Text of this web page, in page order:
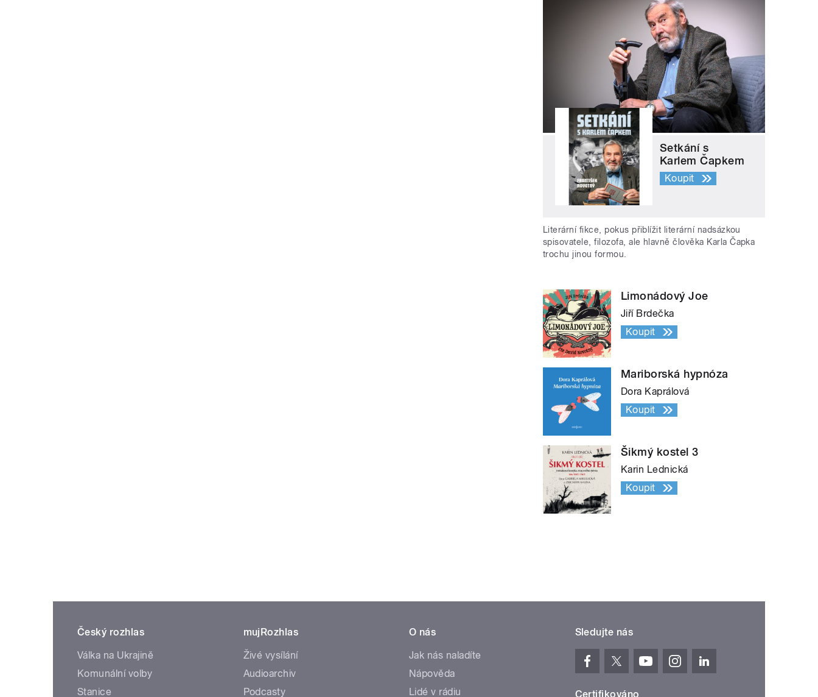
Setkání s
Karlem Čapkem
Koupit
Literární fikce, pokus přiblížit literární nadsázkou
spisovatele, filozofa, ale hlavně člověka Karla Čapka
trochu jinou formou.
Limonádový Joe
Jiří Brdečka
Koupit
Mariborská hypnóza
Dora Kaprálová
Koupit
Šikmý kostel 3
Karin Lednická
Koupit
Český rozhlas
Válka na Ukrajině
Komunální volby
Stanice
mujRozhlas
Živé vysílání
Audioarchiv
Podcasty
O nás
Jak nás naladíte
Nápověda
Lidé v rádiu
Sledujte nás
Certifikováno